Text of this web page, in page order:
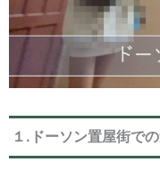
１.ドーソン置屋街で